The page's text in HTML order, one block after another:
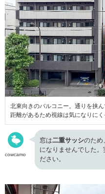
北東向きのバルコニー。通りを挟
距離があるため視線は気になりにく
cowcamo
窓は二重サッシのため
になりませんでした。
ださい。